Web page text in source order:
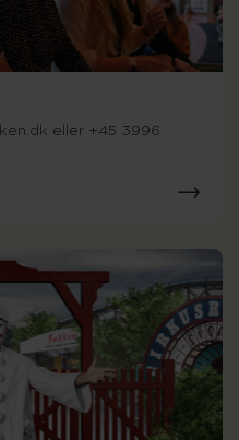
eller +45 3996